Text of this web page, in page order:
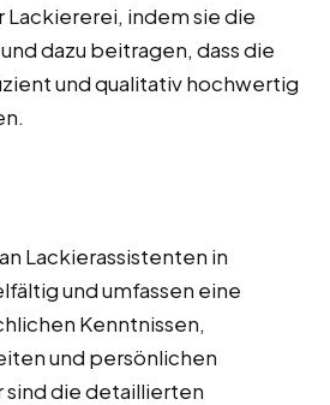
Lackiererei, indem sie die
dazu beitragen, dass die
und qualitativ hochwertig
Lackierassistenten in
und umfassen eine
Kenntnissen,
und persönlichen
sind die detaillierten